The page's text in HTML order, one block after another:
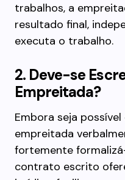
trabalhos, a
resultado final,
executa o trabalho.
2. Deve-se
Empreitada?
Embora seja
empreitada
fortemente
contrato escrito